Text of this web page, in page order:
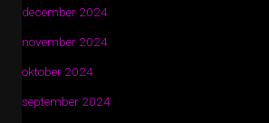
december 2024
november 2024
oktober 2024
september 2024